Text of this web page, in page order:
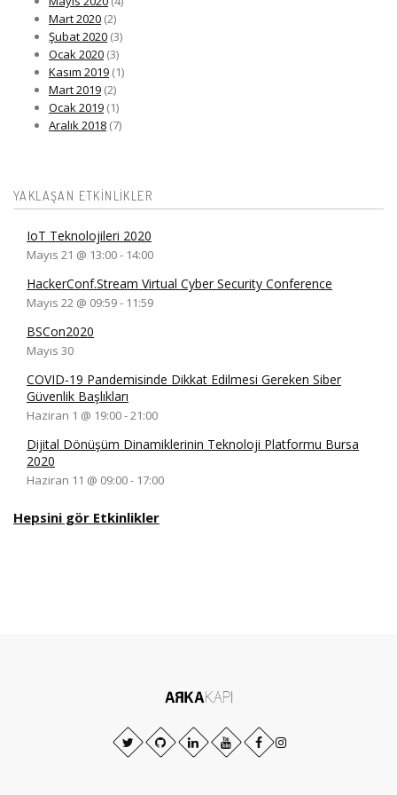
Mart 2020 (2)
Şubat 2020 (3)
Ocak 2020 (3)
Kasım 2019 (1)
Mart 2019 (2)
Ocak 2019 (1)
Aralık 2018 (7)
YAKLAŞAN ETKINLIKLER
IoT Teknolojileri 2020
Mayıs 21 @ 13:00- 14:00
HackerConf.Stream Virtual Cyber Security Conference
Mayıs 22 @ 09:59- 11:59
BSCon2020
Mayıs 30
COVID-19 Pandemisinde Dikkat Edilmesi Gereken Siber
Güvenlik Başlıkları
Haziran 1 @ 19:00-21:00
Dijital Dönüşüm Dinamiklerinin Teknoloji Platformu Bursa
2020
Haziran 11 @ 09:00- 17:00
Hepsini gör Etkinlikler